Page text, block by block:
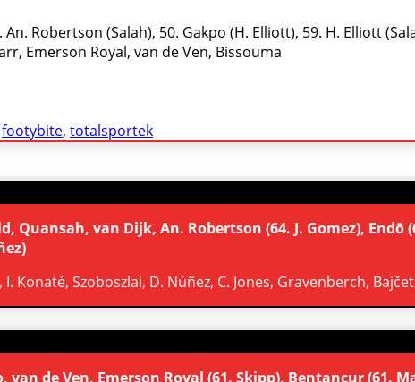
An. Robertson (Salah), 50. Gakpo (H. Elliott), 59. H. Elliott
Emerson Royal, van de Ven, Bissouma
footybite, totalsportek
Quansah, van Dijk, An. Robertson (64. J. Gomez),
I. Konaté, Szoboszlai, D. Núñez, C. Jones, Gravenberch,
van de Ven, Emerson Royal (61. Skipp), Bentancur (61.